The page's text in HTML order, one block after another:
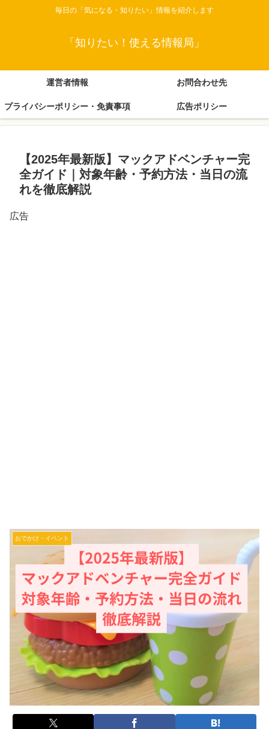
毎日の「気になる・知りたい」情報を紹介します
「知りたい！使える情報局」
運営者情報 お問合わせ先
プライバシーポリシー・免責事項 広告ポリシー
【2025年最新版】マックアドベンチャー完
全ガイド｜対象年齢・予約方法・当日の流
れを徹底解説
広告
おでかけ・イベント